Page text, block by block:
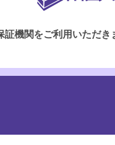
証機関をご利用いただき